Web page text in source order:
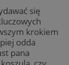
się
krokiem
odda
pana